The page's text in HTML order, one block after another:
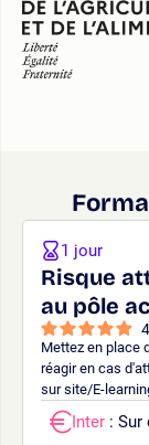
Risque
au pôle
Mettez en place
réagir en cas
sur site/E-
1 jour
Inter : Sur